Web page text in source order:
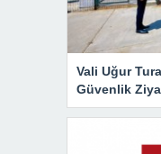
Vali Uğur
Güvenlik